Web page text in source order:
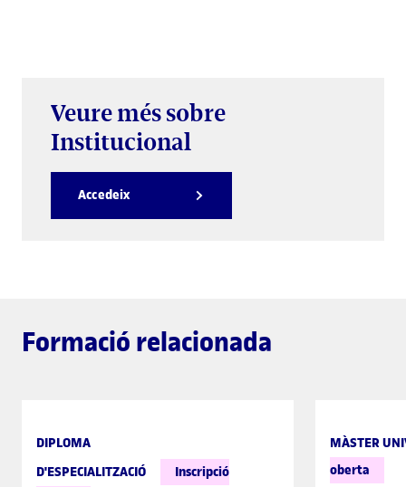
Veure més sobre
Institucional
Accedeix
Formació relacionada
DIPLOMA
D'ESPECIALITZACIÓ
Inscripció
MÀSTER
oberta